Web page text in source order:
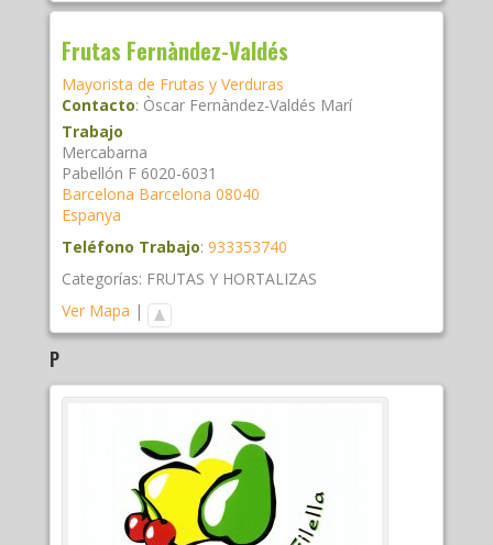
Frutas Fernàndez-Valdés
Mayorista de Frutas y Verduras
Contacto: Òscar Fernàndez-Valdés Marí
Trabajo
Mercabarna
Pabellón F 6020-6031
Barcelona Barcelona 08040
Espanya
Teléfono Trabajo: 933353740
Categorías: FRUTAS Y HORTALIZAS
Ver Mapa |
P